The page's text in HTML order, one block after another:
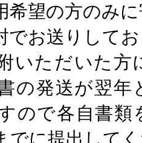
希望の方のみ
でお送りして
いただいた方
の発送が翌年
ので各自書類
でに提出して